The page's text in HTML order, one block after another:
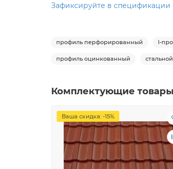
Зафиксируйте в спецификации
профиль перфорированный l-
профиль оцинкованный
Комплектующие
Ваша скидка: -15%